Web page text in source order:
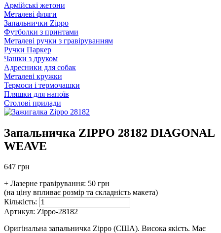
Армійські жетони
Металеві фляги
Запальнички Zippo
Футболки з принтами
Металеві ручки з гравіруванням
Ручки Паркер
Чашки з друком
Адресники для собак
Металеві кружки
Термоси і термочашки
Пляшки для напоїв
Столові прилади
Запальничка ZIPPO 28182 DIAGONAL
WEAVE
647 грн
+ Лазерне гравірування: 50 грн
(на ціну впливає розмір та складність макета)
Кількість:
Артикул: Zippo-28182
Оригінальна запальничка Zippo (США). Висока якість. Має